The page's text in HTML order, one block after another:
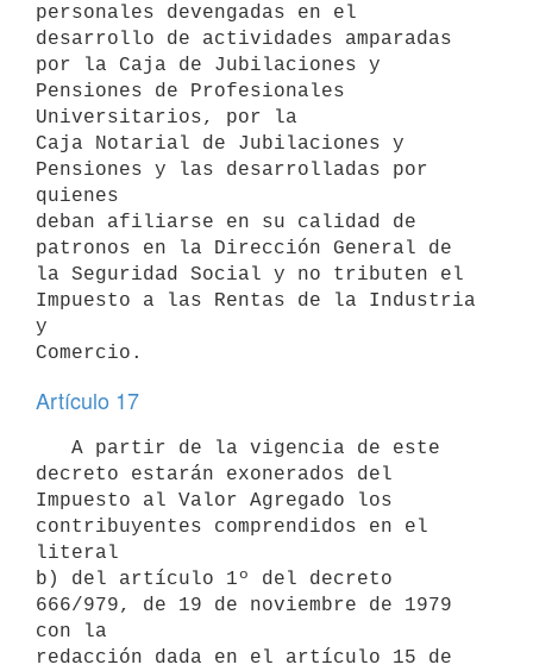
personales devengadas en el
desarrollo de actividades amparadas
por la Caja de Jubilaciones y
Pensiones de Profesionales
Universitarios, por la
Caja Notarial de Jubilaciones y
Pensiones y las desarrolladas por
quienes
deban afiliarse en su calidad de
patronos en la Dirección General de
la Seguridad Social y no tributen el
Impuesto a las Rentas de la Industria
y
Comercio.
Artículo 17
decreto estarán exonerados del
Impuesto al Valor Agregado los
contribuyentes comprendidos en el
literal
b) del artículo 1º del decreto
666/979, de 19 de noviembre de 1979
con la
redacción dada en el artículo 15 de